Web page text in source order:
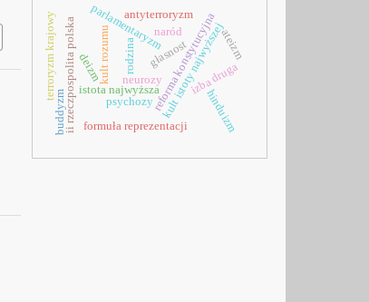
rodzina reforma konstytucyjna
istota najwyższakult istoty najwyższej
kult rozumu
ii rzeczpospolita polska formuła reprezentacji
izba druga
parlamentaryzm
hinduizm
buddyzm
terroryzm krajowy antyterroryzm
deizm głasnost
neurozy
psychozy
ateizm
naród